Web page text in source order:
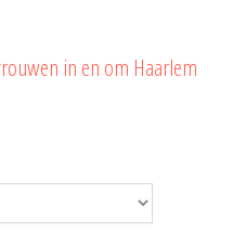
in en om Haarlem